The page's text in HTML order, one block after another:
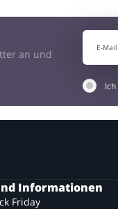
an und
Informationen
Friday